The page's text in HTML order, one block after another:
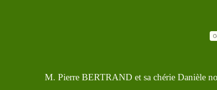
M. Pierre BERTRAND et sa chérie Danièle